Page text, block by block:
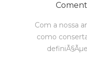
Com a nossa
como